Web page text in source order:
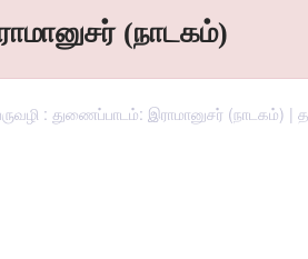
(நாடகம்)
: துணைப்பாடம்: இராமானுசர் (நாடகம்) |